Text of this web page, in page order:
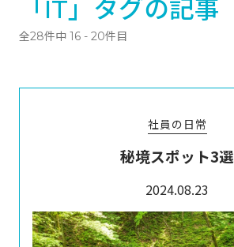
「IT」タグの記事
全28件中 16 - 20件目
社員の日常
秘境スポット3選
2024.08.23